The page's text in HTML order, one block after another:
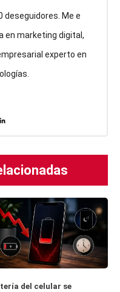
deseguidores. Me e
en marketing digital,
experto en
del celular se